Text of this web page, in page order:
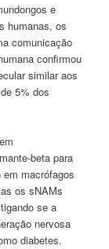
e
humanas, os
comunicação
confirmou
similar aos
5% dos
beta para
em macrófagos
os sNAMs
se a
nervosa
diabetes.